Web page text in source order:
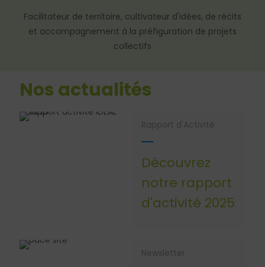
Facilitateur de territoire, cultivateur d'idées, de récits
et accompagnement à la préfiguration de projets
collectifs
Nos actualités
Rapport d'Activité
Découvrez
notre rapport
d'activité 2025
Newsletter